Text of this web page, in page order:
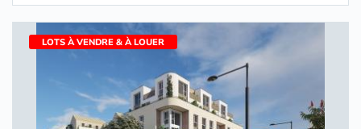
LOTS À VENDRE & À LOUER